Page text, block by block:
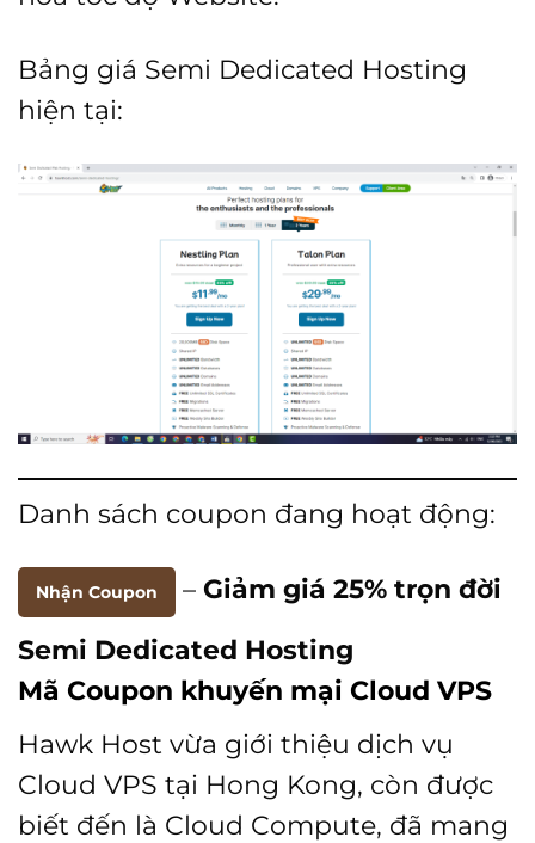
Bảng giá Semi Dedicated Hosting
hiện tại:
Danh sách coupon đang hoạt động:
Nhận Coupon – Giảm giá 25% trọn đời
Semi Dedicated Hosting
Mã Coupon khuyến mại Cloud VPS
Hawk Host vừa giới thiệu dịch vụ
Cloud VPS tại Hong Kong, còn được
biết đến là Cloud Compute, đã mang